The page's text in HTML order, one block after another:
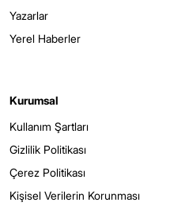
Yazarlar
Yerel Haberler
Kurumsal
Kullanım Şartları
Gizlilik Politikası
Çerez Politikası
Kişisel Verilerin Korunması